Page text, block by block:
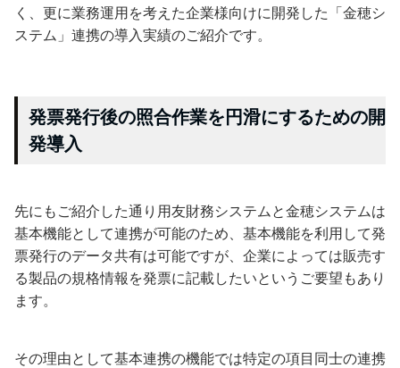
く、更に業務運用を考えた企業様向けに開発した「金穂シ
ステム」連携の導入実績のご紹介です。
発票発行後の照合作業を円滑にするための開
発導入
先にもご紹介した通り用友財務システムと金穂システムは
基本機能として連携が可能のため、基本機能を利用して発
票発行のデータ共有は可能ですが、企業によっては販売す
る製品の規格情報を発票に記載したいというご要望もあり
ます。
その理由として基本連携の機能では特定の項目同士の連携